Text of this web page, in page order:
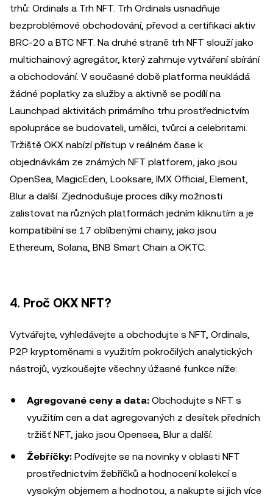
trhů: Ordinals a Trh NFT. Trh Ordinals usnadňuje
bezproblémové obchodování, převod a certifikaci aktiv
BRC-20 a BTC NFT. Na druhé straně trh NFT slouží jako
multichainový agregátor, který zahrnuje vytváření sbírání
a obchodování. V současné době platforma neukládá
žádné poplatky za služby a aktivně se podílí na
Launchpad aktivitách primárního trhu prostřednictvím
spolupráce se budovateli, umělci, tvůrci a celebritami.
Tržiště OKX nabízí přístup v reálném čase k
objednávkám ze známých NFT platforem, jako jsou
OpenSea, MagicEden, Looksare, IMX Official, Element,
Blur a další. Zjednodušuje proces díky možnosti
zalistovat na různých platformách jedním kliknutím a je
kompatibilní se 17 oblíbenými chainy, jako jsou
Ethereum, Solana, BNB Smart Chain a OKTC.
4. Proč OKX NFT?
Vytvářejte, vyhledávejte a obchodujte s NFT, Ordinals,
P2P kryptoměnami s využitím pokročilých analytických
nástrojů, vyzkoušejte všechny úžasné funkce níže:
Agregované ceny a data: Obchodujte s NFT s
využitím cen a dat agregovaných z desítek předních
tržišť NFT, jako jsou Opensea, Blur a další.
Žebříčky: Podívejte se na novinky v oblasti NFT
prostřednictvím žebříčků a hodnocení kolekcí s
vysokým objemem a hodnotou, a nakupte si jich více